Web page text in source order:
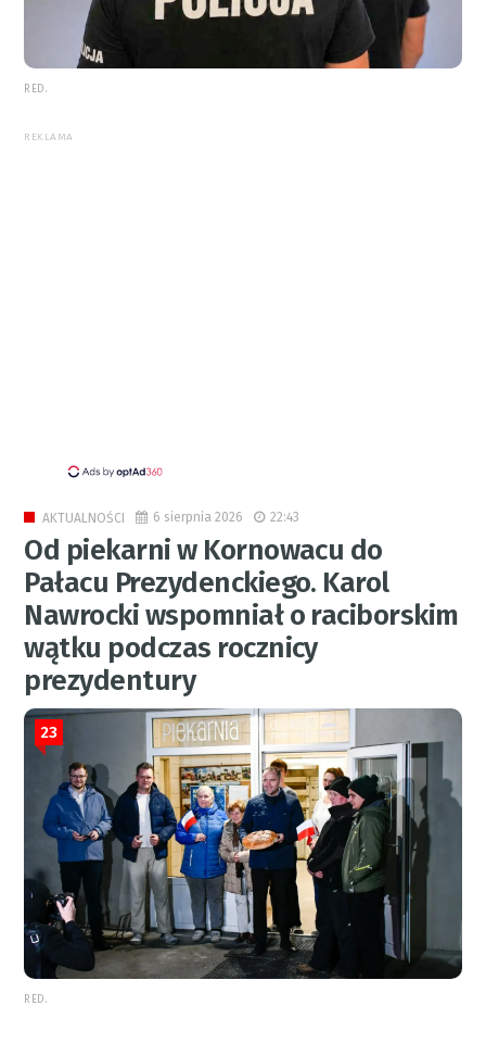
RED.
REKLAMA
AKTUALNOŚCI 6 sierpnia 2026 22:43
Od piekarni w Kornowacu do
Pałacu Prezydenckiego. Karol
Nawrocki wspomniał o raciborskim
wątku podczas rocznicy
prezydentury
23
RED.